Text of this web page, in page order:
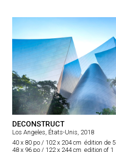
DECONSTRUCT
Los Angeles, États-Unis, 2018
40 x 80 po / 102 x 204 cm édition de 5
48 x 96 po / 122 x 244 cm edition of 1